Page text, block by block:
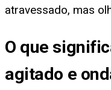
atravessado, mas
O que
agitado e